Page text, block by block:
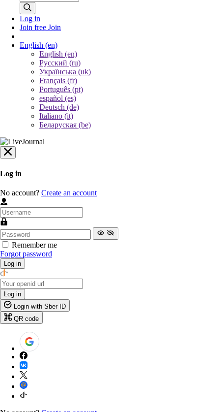
Log in
Join free Join
English (en)
English (en)
Русский (ru)
Українська (uk)
Français (fr)
Português (pt)
español (es)
Deutsch (de)
Italiano (it)
Беларуская (be)
Log in
No account? Create an account
Remember me
Forgot password
Log in
Log in
Login with Sber ID
QR code